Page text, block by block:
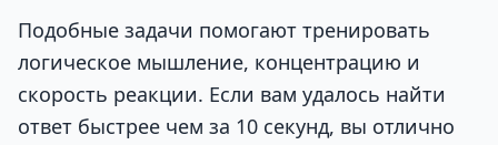
Подобные задачи помогают тренировать
логическое мышление, концентрацию и
скорость реакции. Если вам удалось найти
ответ быстрее чем за 10 секунд, вы отлично